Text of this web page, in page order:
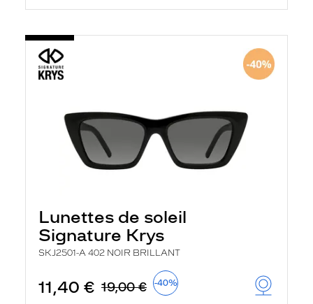
Lunettes de soleil
Signature Krys
SKJ2501-A 402 NOIR BRILLANT
11,40 € 19,00 € -40%